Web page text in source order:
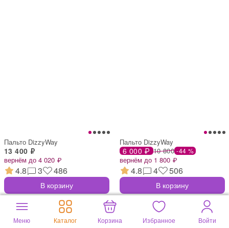
Пальто DizzyWay
13 400 ₽
вернём до 4 020 ₽
4.8 3 486
В корзину
Пальто DizzyWay
6 000 ₽ 10 800 -44 %
вернём до 1 800 ₽
4.8 4 506
В корзину
Меню Каталог Корзина Избранное Войти